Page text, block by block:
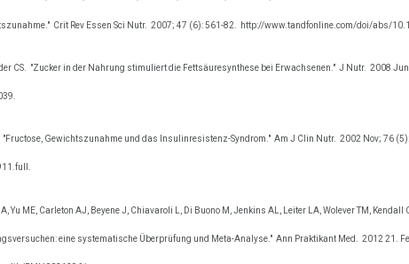
Crit Rev Essen Sci Nutr. 2007; 47 (6): 561-82. http://www.tandfonline.com/doi/abs/
CS. "Zucker in der Nahrung stimuliert die Fettsäuresynthese bei Erwachsenen." J Nutr. 2008
"Fructose, Gewichtszunahme und das Insulinresistenz-Syndrom." Am J Clin Nutr. 2002 Nov; 76
Yu ME, Carleton AJ, Beyene J, Chiavaroli L, Di Buono M, Jenkins AL, Leiter LA, Wolever TM, Kendall
eine systematische Überprüfung und Meta-Analyse." Ann Praktikant Med. 2012 21.